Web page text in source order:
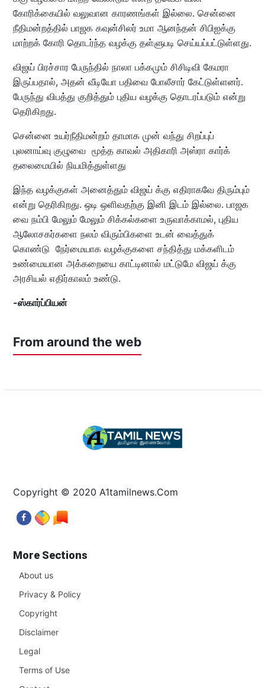
கோரிக்கையில் வலுவான காரணங்கள் இல்லை. சென்னை
நீதிமன்றத்தில் பாஜக கவுன்சிலர் உமா ஆனந்தன் சிபிஐக்கு
மாற்றக் கோரி தொடர்ந்த வழக்கு தள்ளுபடி செய்யப்பட்டுள்ளது.
விஜய் பிரச்சார பேருந்தில் நாலா பக்கமும் சிசிடிவி கேமரா
இருப்பதால், அதன் வீடியோ பதிவை போலீசார் கேட்டுள்ளனர்.
பேருந்து விபத்து குறித்தும் புதிய வழக்கு தொடரப்படும் என்று
தெரிகிறது.
சென்னை உயர்நீதிமன்றம் தாமாக முன் வந்து சிறப்புப்
புலனாய்வு குழுவை மூத்த காவல் அதிகாரி அஸ்ரா கார்க்
தலைமையில் நியமித்துள்ளது
இந்த வழக்குகள் அனைத்தும் விஜய் க்கு எதிராகவே திரும்பும்
என்று தெரிகிறது. ஒடி ஒளிவதற்கு இனி இடம் இல்லை. பாஜக
வை நம்பி மேலும் மேலும் சிக்கல்களை உருவாக்காமல், புதிய
ஆலோசகர்களை நலம் விரும்பிகளை உடன் வைத்துக்
கொண்டு நேர்மையாக வழக்குகளை சந்தித்து மக்களிடம்
உண்மையான அக்கறையை காட்டினால் மட்டுமே விஜய் க்கு
அரசியல் எதிர்காலம் உண்டு.
-ஸ்கார்ப்பியன்
From around the web
Copyright © 2020 A1tamilnews.Com
More Sections
About us
Privacy & Policy
Copyright
Disclaimer
Legal
Terms of Use